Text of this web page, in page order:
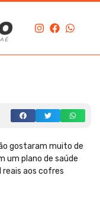
gostaram muito de
um plano de saúde
reais aos cofres